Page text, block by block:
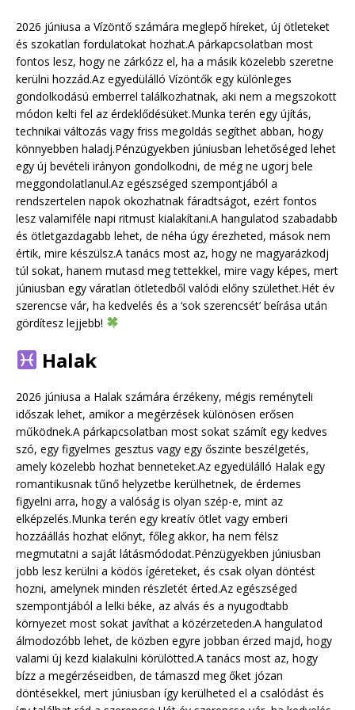
2026 júniusa a Vízöntő számára meglepő híreket, új ötleteket
és szokatlan fordulatokat hozhat.A párkapcsolatban most
fontos lesz, hogy ne zárkózz el, ha a másik közelebb szeretne
kerülni hozzád.Az egyedülálló Vízöntők egy különleges
gondolkodású emberrel találkozhatnak, aki nem a megszokott
módon kelti fel az érdeklődésüket.Munka terén egy újítás,
technikai változás vagy friss megoldás segíthet abban, hogy
könnyebben haladj.Pénzügyekben júniusban lehetőséged lehet
egy új bevételi irányon gondolkodni, de még ne ugorj bele
meggondolatlanul.Az egészséged szempontjából a
rendszertelen napok okozhatnak fáradtságot, ezért fontos
lesz valamiféle napi ritmust kialakítani.A hangulatod szabadabb
és ötletgazdagabb lehet, de néha úgy érezheted, mások nem
értik, mire készülsz.A tanács most az, hogy ne magyarázkodj
túl sokat, hanem mutasd meg tettekkel, mire vagy képes, mert
júniusban egy váratlan ötletedből valódi előny születhet.Hét év
szerencse vár, ha kedvelés és a ‘sok szerencsét’ beírása után
gördítesz lejjebb!
Halak
2026 júniusa a Halak számára érzékeny, mégis reményteli
időszak lehet, amikor a megérzések különösen erősen
működnek.A párkapcsolatban most sokat számít egy kedves
szó, egy figyelmes gesztus vagy egy őszinte beszélgetés,
amely közelebb hozhat benneteket.Az egyedülálló Halak egy
romantikusnak tűnő helyzetbe kerülhetnek, de érdemes
figyelni arra, hogy a valóság is olyan szép-e, mint az
elképzelés.Munka terén egy kreatív ötlet vagy emberi
hozzáállás hozhat előnyt, főleg akkor, ha nem félsz
megmutatni a saját látásmódodat.Pénzügyekben júniusban
jobb lesz kerülni a ködös ígéreteket, és csak olyan döntést
hozni, amelynek minden részletét érted.Az egészséged
szempontjából a lelki béke, az alvás és a nyugodtabb
környezet most sokat javíthat a közérzeteden.A hangulatod
álmodozóbb lehet, de közben egyre jobban érzed majd, hogy
valami új kezd kialakulni körülötted.A tanács most az, hogy
bízz a megérzéseidben, de támaszd meg őket józan
döntésekkel, mert júniusban így kerülheted el a csalódást és